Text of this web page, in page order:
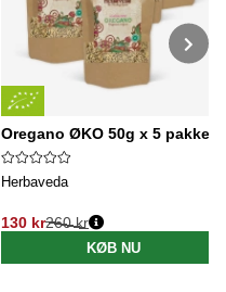
Oregano ØKO 50g x 5 pakker
Herbaveda
130 kr
Normalpris:
260 kr
KØB NU